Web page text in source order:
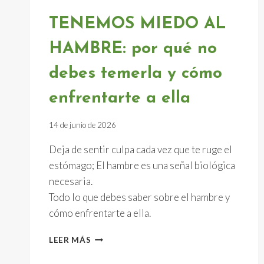
TENEMOS MIEDO AL
HAMBRE: por qué no
debes temerla y cómo
enfrentarte a ella
14 de junio de 2026
Deja de sentir culpa cada vez que te ruge el
estómago; El hambre es una señal biológica
necesaria.
Todo lo que debes saber sobre el hambre y
cómo enfrentarte a ella.
LEER MÁS TENEMOS